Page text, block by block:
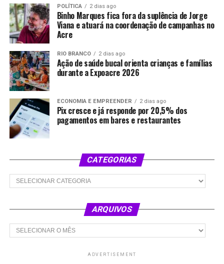
POLÍTICA 2 dias ago
Binho Marques fica fora da suplência de Jorge
Viana e atuará na coordenação de campanhas no
Acre
RIO BRANCO 2 dias ago
Ação de saúde bucal orienta crianças e famílias
durante a Expoacre 2026
ECONOMIA E EMPREENDER 2 dias ago
Pix cresce e já responde por 20,5% dos
pagamentos em bares e restaurantes
CATEGORIAS
Categorias
ARQUIVOS
Arquivos
ADVERTISEMENT